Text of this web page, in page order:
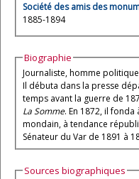
Société des amis des
1885-1894
Biographie
Journaliste, homme
Il débuta dans la presse
temps avant la guerre de
La Somme
. En 1872, il
mondain, à tendance
Sénateur du Var de 1891 à
Sources biographiques